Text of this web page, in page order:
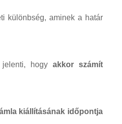
különbség, aminek a határ
hogyakkor számít
kiállításának időpontja